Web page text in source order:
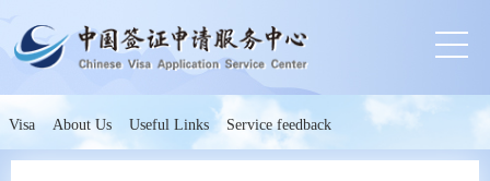
Visa About Us Useful Links Service feedback